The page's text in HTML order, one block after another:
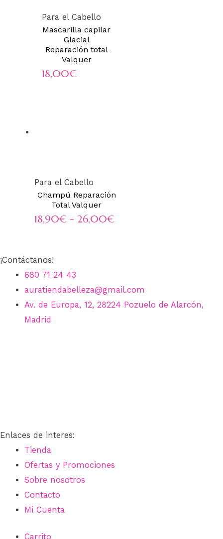
Para el Cabello
Mascarilla capilar
Glacial
Reparación total
Valquer
18,00€
Para el Cabello
Champú Reparación
Total Valquer
18,90€ - 26,00€
18,90€
hasta
¡Contáctanos!
680 71 24 43
auratiendabelleza@gmail.com
Av. de Europa, 12, 28224 Pozuelo de Alarcón,
Madrid
Enlaces de interes:
Tienda
Ofertas y Promociones
Sobre nosotros
Contacto
Mi Cuenta
Carrito